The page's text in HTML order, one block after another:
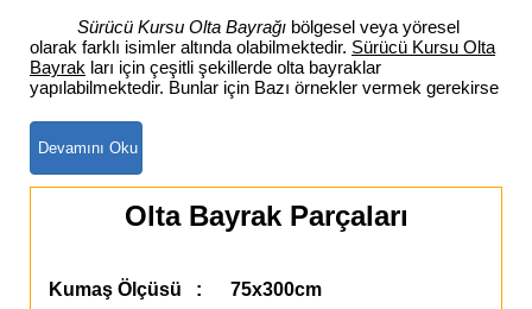
Sürücü Kursu Olta Bayrağı bölgesel veya yöresel
olarak farklı isimler altında olabilmektedir. Sürücü Kursu Olta
Bayrak ları için çeşitli şekillerde olta bayraklar
yapılabilmektedir. Bunlar için Bazı örnekler vermek gerekirse
Olta Bayrak Parçaları
Kumaş Ölçüsü : 75x300cm